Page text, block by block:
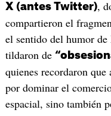
X (antes Twitter),
compartieron el
el sentido del humor
tildaron de
quienes recordaron
por dominar el
espacial, sino también